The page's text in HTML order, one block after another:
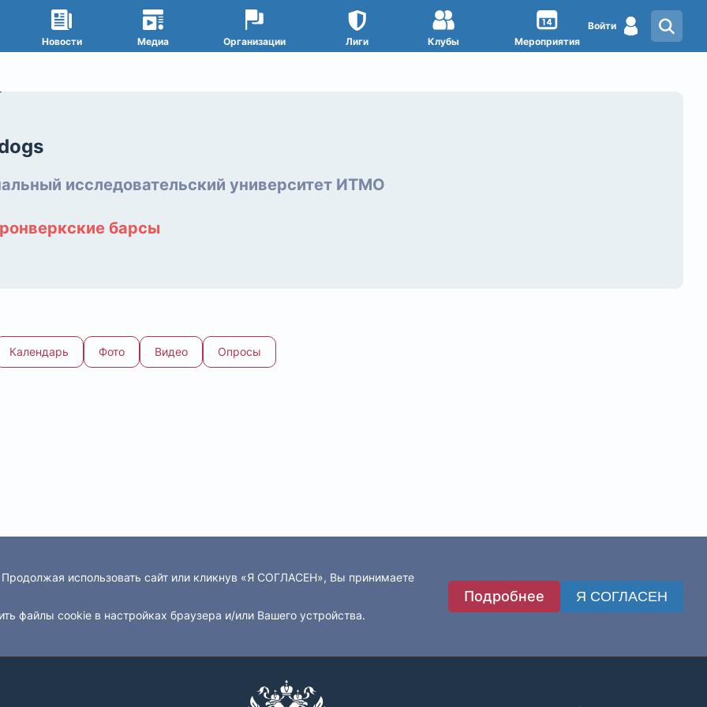
Войти
Новости Медиа Организации Лиги Клубы Мероприятия
исследовательский университет ИТМО
барсы
Календарь Фото Видео Опросы
использовать сайт или кликнув «Я СОГЛАСЕН», Вы принимаете
файлы cookie в настройках браузера и/или Вашего устройства.
Подробнее Я СОГЛАСЕН